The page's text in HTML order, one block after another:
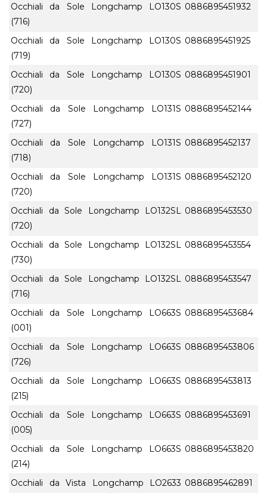
Occhiali da Sole Longchamp LO130S
(716)
0886895451932
Occhiali da Sole Longchamp LO130S
(719)
0886895451925
Occhiali da Sole Longchamp LO130S
(720)
0886895451901
Occhiali da Sole Longchamp LO131S
(727)
0886895452144
Occhiali da Sole Longchamp LO131S
(718)
0886895452137
Occhiali da Sole Longchamp LO131S
(720)
0886895452120
Occhiali da Sole Longchamp LO132SL
(720)
0886895453530
Occhiali da Sole Longchamp LO132SL
(730)
0886895453554
Occhiali da Sole Longchamp LO132SL
(716)
0886895453547
Occhiali da Sole Longchamp LO663S
(001)
0886895453684
Occhiali da Sole Longchamp LO663S
(726)
0886895453806
Occhiali da Sole Longchamp LO663S
(215)
0886895453813
Occhiali da Sole Longchamp LO663S
(005)
0886895453691
Occhiali da Sole Longchamp LO663S
(214)
0886895453820
Occhiali da Vista Longchamp LO2633 0886895462891